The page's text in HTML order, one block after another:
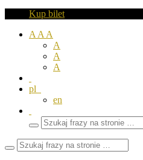
Kup bilet
A A A
A
A
A
pl
en
Wyszukaj
frazy